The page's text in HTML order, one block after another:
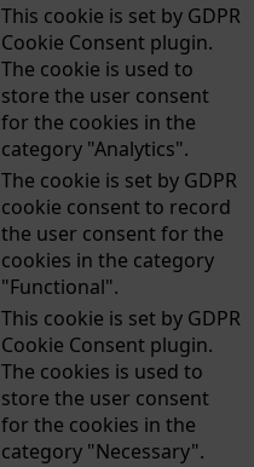
This cookie is set by GDPR
Cookie Consent plugin.
The cookie is used to
store the user consent
for the cookies in the
category "Analytics".
The cookie is set by GDPR
cookie consent to record
the user consent for the
cookies in the category
"Functional".
This cookie is set by GDPR
Cookie Consent plugin.
The cookies is used to
store the user consent
for the cookies in the
category "Necessary".